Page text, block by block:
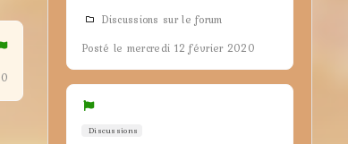
0
Discussions sur le forum
Posté le mercredi 12 février 2020
Discussions